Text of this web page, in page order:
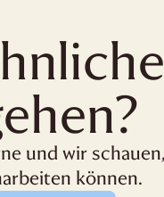
und wir
können.